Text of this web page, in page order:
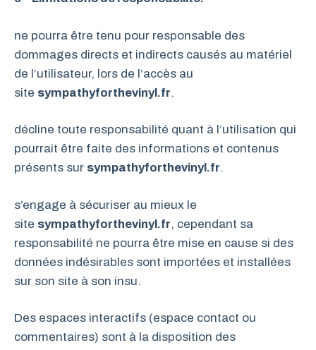
ne pourra être tenu pour responsable des
dommages directs et indirects causés au matériel
de l’utilisateur, lors de l’accès au
site sympathyforthevinyl.fr.
décline toute responsabilité quant à l’utilisation qui
pourrait être faite des informations et contenus
présents sur sympathyforthevinyl.fr.
s’engage à sécuriser au mieux le
site sympathyforthevinyl.fr, cependant sa
responsabilité ne pourra être mise en cause si des
données indésirables sont importées et installées
sur son site à son insu.
Des espaces interactifs (espace contact ou
commentaires) sont à la disposition des